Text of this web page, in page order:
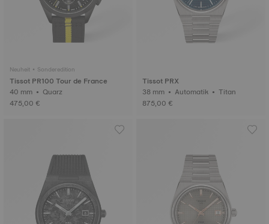
Neuheit • Sonderedition
Tissot PR100 Tour de France
40 mm • Quarz
475,00 €
Tissot PRX
38 mm • Automatik • Titan
875,00 €